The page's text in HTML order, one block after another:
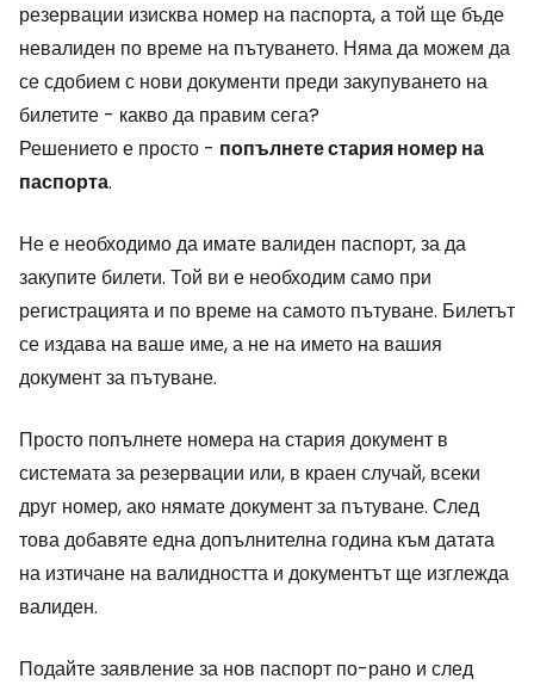
резервации изисква номер на паспорта, а той ще бъде
невалиден по време на пътуването. Няма да можем да
се сдобием с нови документи преди закупуването на
билетите - какво да правим сега?
Решението е просто - попълнете стария номер на
паспорта.
Не е необходимо да имате валиден паспорт, за да
закупите билети. Той ви е необходим само при
регистрацията и по време на самото пътуване. Билетът
се издава на ваше име, а не на името на вашия
документ за пътуване.
Просто попълнете номера на стария документ в
системата за резервации или, в краен случай, всеки
друг номер, ако нямате документ за пътуване. След
това добавяте една допълнителна година към датата
на изтичане на валидността и документът ще изглежда
валиден.
Подайте заявление за нов паспорт по-рано и след